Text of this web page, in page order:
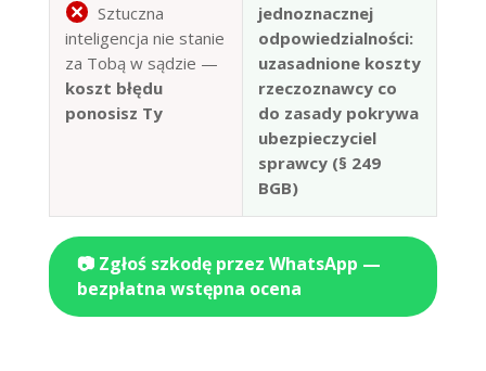
Sztuczna
inteligencja nie stanie
za Tobą w sądzie —
koszt błędu
ponosisz Ty
jednoznacznej
odpowiedzialności:
uzasadnione koszty
rzeczoznawcy co
do zasady pokrywa
ubezpieczyciel
sprawcy (§ 249
BGB)
📷 Zgłoś szkodę przez WhatsApp —
bezpłatna wstępna ocena